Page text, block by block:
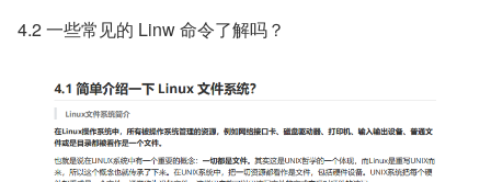
4.2 一些常见的 Linw 命令了解吗？